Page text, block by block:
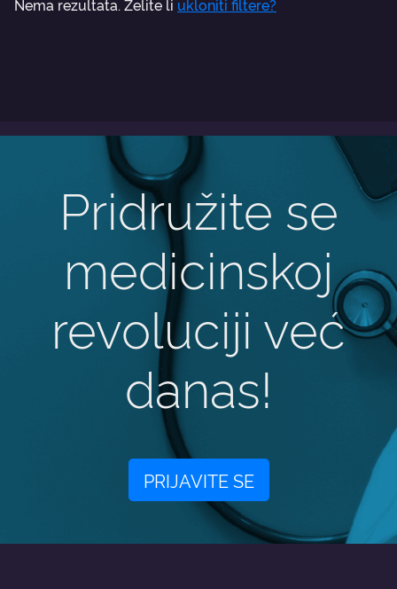
Nema rezultata. Želite li ukloniti filtere?
Pridružite se
medicinskoj
revoluciji već
danas!
PRIJAVITE SE